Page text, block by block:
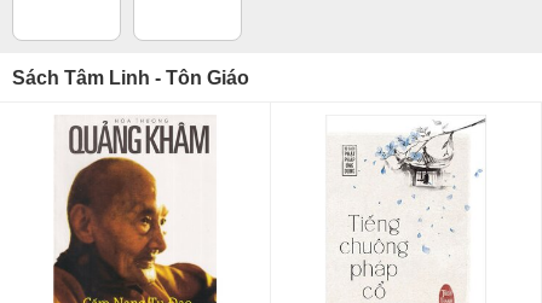
Sách Tâm Linh - Tôn Giáo